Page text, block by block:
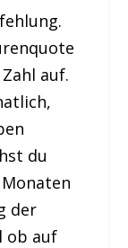
auf.
du
der
ob auf